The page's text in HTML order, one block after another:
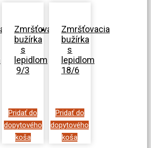
Zmršťovacia
bužírka
s
lepidlom
9/3
Pridať do
dopytového
koša
Zmršťovacia
bužírka
s
lepidlom
18/6
Pridať do
dopytového
koša